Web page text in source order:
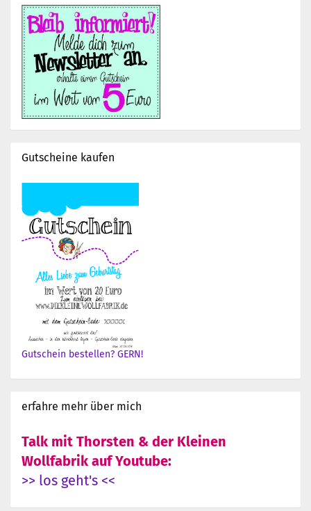
Gutscheine kaufen
Gutschein bestellen? GERN!
erfahre mehr über mich
Talk mit Thorsten & der Kleinen
Wollfabrik auf Youtube:
>> los geht's <<